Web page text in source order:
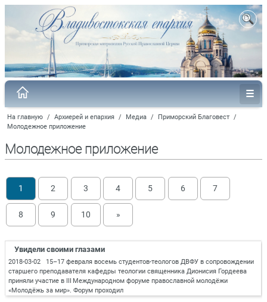
На главную / Архиерей и епархия / Медиа / Приморский Благовест /
Молодежное приложение
Молодежное приложение
1 2 3 4 5 6 7
8 9 10 »
Увидели своими глазами
2018-03-02 15–17 февраля восемь студентов-теологов ДВФУ в сопровождении
старшего преподавателя кафедры теологии священника Дионисия Гордеева
приняли участие в III Международном форуме православной молодёжи
«Молодёжь за мир». Форум проходил